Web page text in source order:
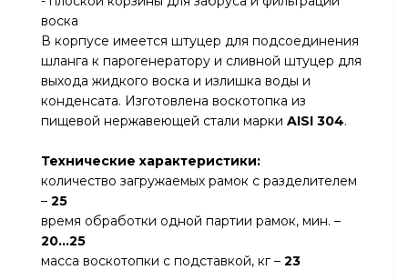
воска
В корпусе имеется штуцер для подсоединения
шланга к парогенератору и сливной штуцер для
выхода жидкого воска и излишка воды и
конденсата. Изготовлена воскотопка из
пищевой нержавеющей стали марки AISI 304.
Технические характеристики:
количество загружаемых рамок с разделителем
– 25
время обработки одной партии рамок, мин. –
20…25
масса воскотопки с подставкой, кг – 23